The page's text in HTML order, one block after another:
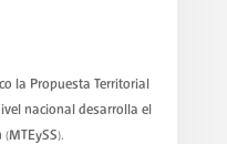
la Propuesta Territorial
nacional desarrolla el